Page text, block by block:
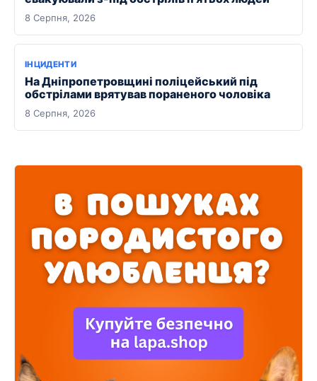
8 Серпня, 2026
ІНЦИДЕНТИ
На Дніпропетровщині поліцейський під
обстрілами врятував пораненого чоловіка
8 Серпня, 2026